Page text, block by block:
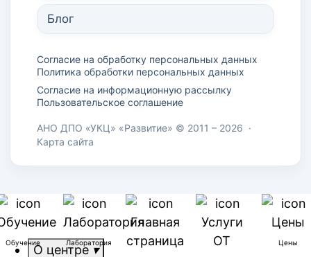
Блог
Согласие на обработку персональных данных
Политика обработки персональных данных
Согласие на информационную рассылку
Пользовательское соглашение
АНО ДПО «УКЦ» «Развитие» © 2011 – 2026 ·
Карта сайта
Обучение Лаборатория Цены
О центре